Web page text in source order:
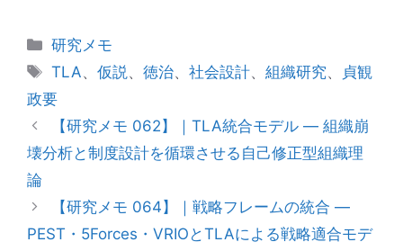
カ
テ
リ
ー
研究メモ
タ
グ
TLA、仮説、徳治、社会設計、組織研究、
貞観
政要
【研究メモ 062】｜TLA統合モデル ― 組織崩
壊分析と制度設計を循環させる自己修正型組織理
論
【研究メモ 064】｜戦略フレームの統合 ―
PEST・5Forces・VRIOとTLAによる戦略適合モデ